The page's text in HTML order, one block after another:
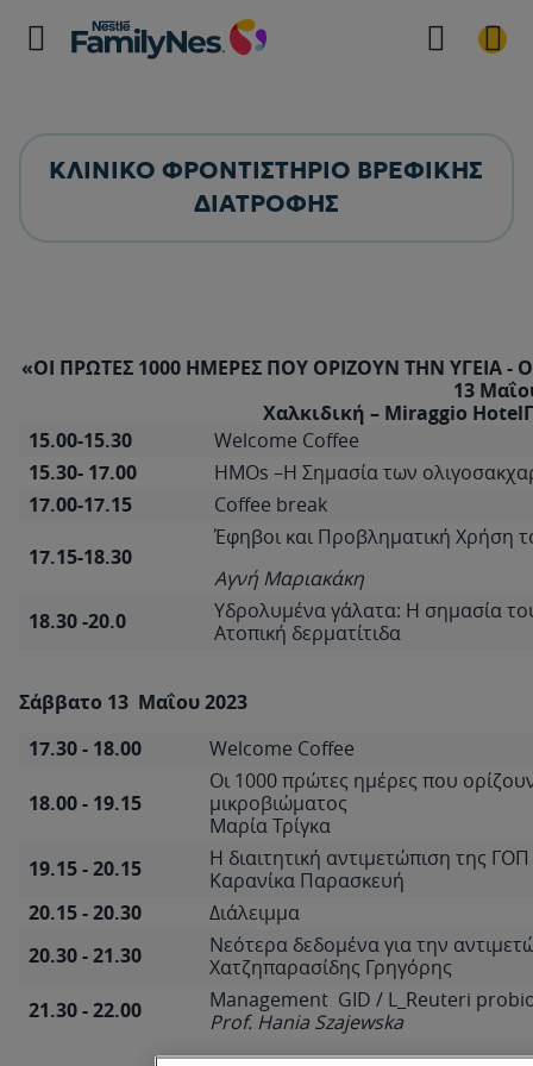
ΚΛΙΝΙΚΟ ΦΡΟΝΤΙΣΤΗΡΙΟ ΒΡΕΦΙΚΗΣ
ΔΙΑΤΡΟΦΗΣ
«ΟΙ ΠΡΩΤΕΣ 1000 ΗΜΕΡΕΣ ΠΟΥ ΟΡΙΖΟΥΝ ΤΗΝ ΥΓΕΙΑ
13
Χαλκιδική – Miraggio
15.00-15.30
Welcome Coffee
15.30- 17.00
ΗΜΟs –Η Σημασία των
17.00-17.15
Coffee break
17.15-18.30
Έφηβοι και Προβληματική Χρήση
Αγνή Μαριακάκη
18.30 -20.0
Υδρολυμένα γάλατα: Η σημασία
Ατοπική δερματίτιδα
Σάββατο 13 Μαΐου 2023
17.30 - 18.00
Welcome Coffee
18.00 - 19.15
Οι 1000 πρώτες ημέρες που
μικροβιώματος
Μαρία Τρίγκα
19.15 - 20.15
Η διαιτητική αντιμετώπιση της
Καρανίκα Παρασκευή
20.15 - 20.30
Διάλειμμα
20.30 - 21.30
Νεότερα δεδομένα για την
Χατζηπαρασίδης Γρηγόρης
21.30 - 22.00
Management GID / L_Reuteri
Prof. Hania Szajewska